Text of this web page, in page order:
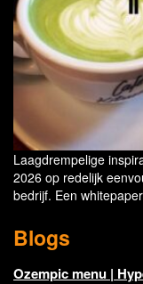
Laagdrempelige
2026 op redelijk
bedrijf. Een
Blogs
Ozempic menu |